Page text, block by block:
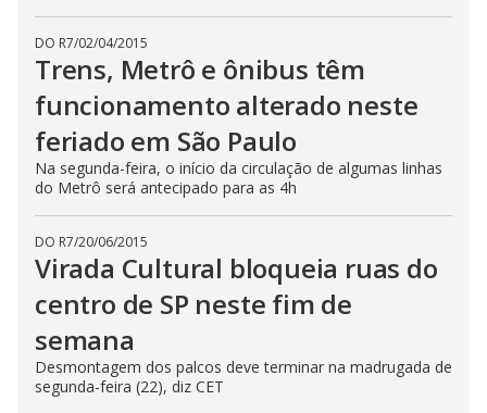
DO R7/02/04/2015
Trens, Metrô e ônibus têm
funcionamento alterado neste
feriado em São Paulo
Na segunda-feira, o início da circulação de algumas linhas
do Metrô será antecipado para as 4h
DO R7/20/06/2015
Virada Cultural bloqueia ruas do
centro de SP neste fim de
semana
Desmontagem dos palcos deve terminar na madrugada de
segunda-feira (22), diz CET